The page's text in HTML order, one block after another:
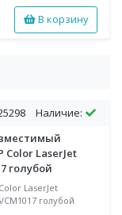
В корзину
Наличие:
Color LaserJet
голубой
LaserJet
CM1017 голубой